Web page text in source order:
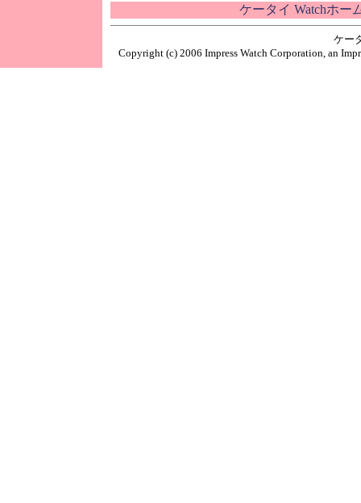
ケータイ Watchホー
ケー
Copyright (c) 2006 Impress Watch Corporation, an